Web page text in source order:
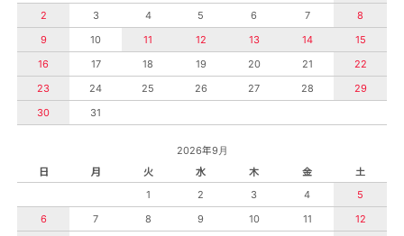
2
3 4 5 6 7
8
9
10 11 12 13 14
15
16
17 18 19 20 21
22
23
24 25 26 27 28
29
30
31
2026年9月
日
月 火 水 木 金
土
1
2 3 4
5
6
7 8 9 10 11
12